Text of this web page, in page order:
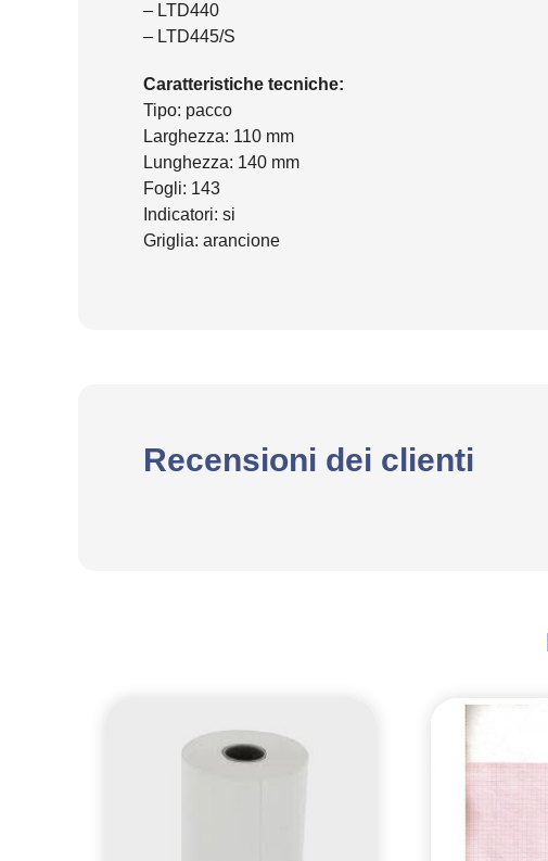
– LTD440
– LTD445/S
Caratteristiche tecniche:
Tipo: pacco
Larghezza: 110 mm
Lunghezza: 140 mm
Fogli: 143
Indicatori: si
Griglia: arancione
Recensioni dei clienti